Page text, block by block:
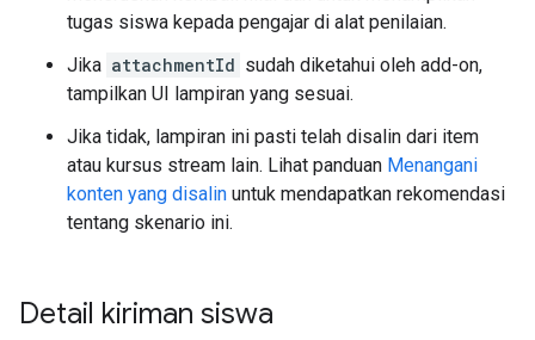
tugas siswa kepada pengajar di alat penilaian.
Jika attachmentId sudah diketahui oleh add-on,
tampilkan UI lampiran yang sesuai.
Jika tidak, lampiran ini pasti telah disalin dari item
atau kursus stream lain. Lihat panduan Menangani
konten yang disalin untuk mendapatkan rekomendasi
tentang skenario ini.
Detail kiriman siswa